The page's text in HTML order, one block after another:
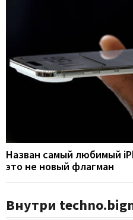
Назван самый любимый
это не новый флагман
Внутри